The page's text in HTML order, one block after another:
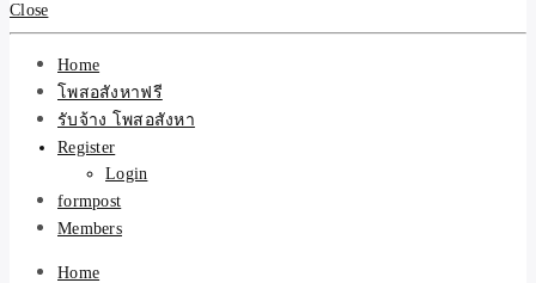
รับจ้างโพสอสังหา ราคาถู
ขายบ้าน ที่ดิน ไม่มีค่านาย
หน้า โดย ทีมงาน รับจ้าง
โพสต์อสังหา-บ้านที่ดิน
Close
Home
โพสอสังหาฟรี
รับจ้าง โพสอสังหา
Register
Login
formpost
Members
Home